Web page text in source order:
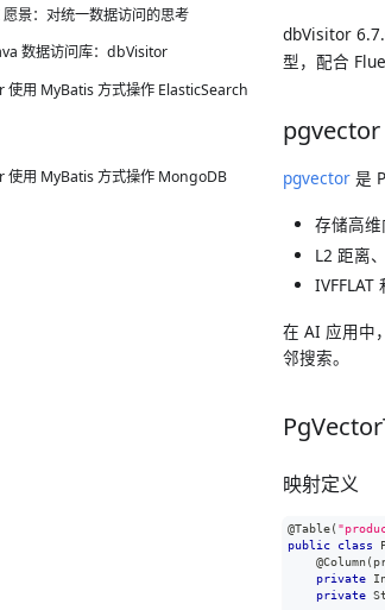
景：对统一数据访问的思考
数据访问库：dbVisitor
使用 MyBatis 方式操作 ElasticSearch
使用 MyBatis 方式操作 MongoDB
dbVisitor
型，配合
pgvector
pgvector是
存储高维
L2 距离
IVFFLAT
在 AI 应用中
邻搜索。
映射定义
@Table(
public
class
@Column(
private
private